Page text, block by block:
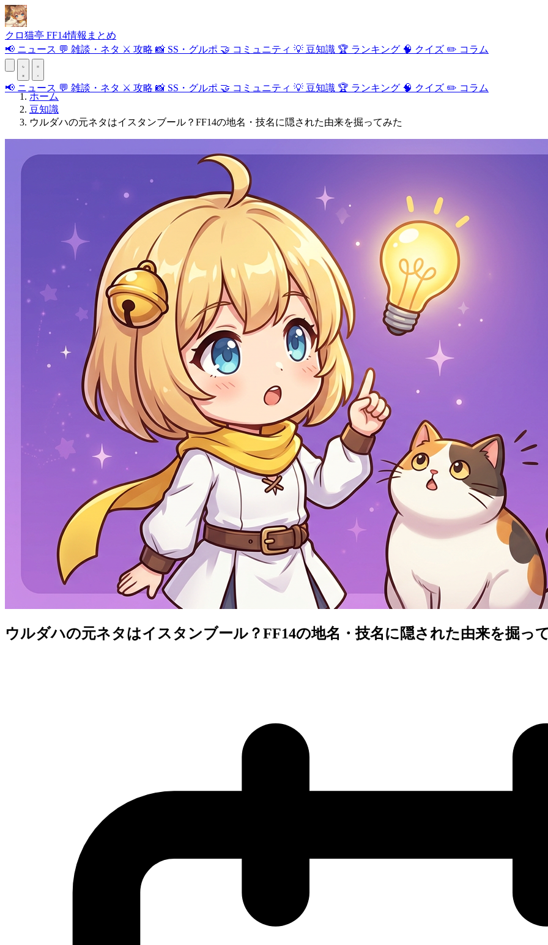
クロ猫亭 FF14情報まとめ
📢 ニュース 💬 雑談・ネタ ⚔️ 攻略 📸 SS・グルポ 🤝 コミュニティ 💡 豆知識 🏆 ランキング 🧠 クイズ ✏️ コラム
📢 ニュース 💬 雑談・ネタ ⚔️ 攻略 📸 SS・グルポ 🤝 コミュニティ 💡 豆知識 🏆 ランキング 🧠 クイズ ✏️ コラム
ホーム
豆知識
ウルダハの元ネタはイスタンブール？FF14の地名・技名に隠された由来を掘ってみた
ウルダハの元ネタはイスタンブール？FF14の地名・技名に隠された由来を掘っ